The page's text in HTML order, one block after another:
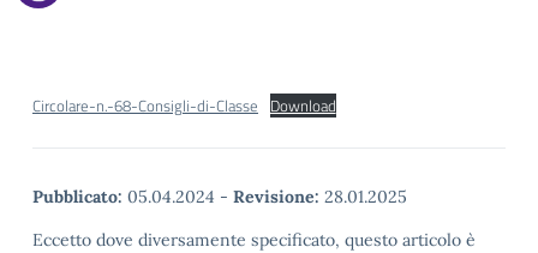
Circolare-n.-68-Consigli-di-Classe Download
Pubblicato: 05.04.2024 - Revisione: 28.01.2025
Eccetto dove diversamente specificato, questo articolo è